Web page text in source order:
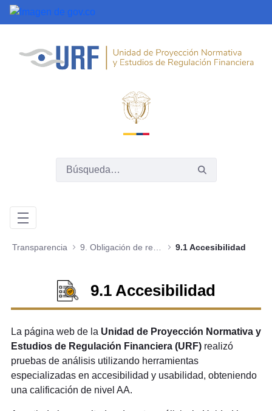
Saltar al contenido principal
Transparencia 9.1 Accesibilidad
9.1 Accesibilidad
La página web de la Unidad de Proyección Normativa y
Estudios de Regulación Financiera (URF)realizó
pruebas de análisis utilizando herramientas
especializadas en accesibilidad y usabilidad, obteniendo
una calificación de nivel AA.